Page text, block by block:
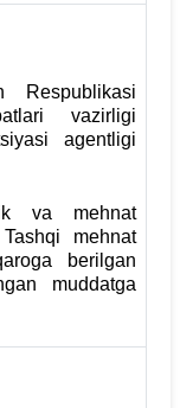
Respublikasi
vazirligi
agentligi
va mehnat
mehnat
berilgan
muddatga